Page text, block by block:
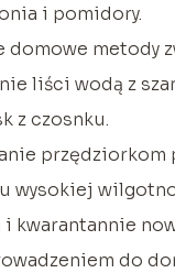
i pomidory.
domowe metody
liści wodą z
z czosnku.
przędziorkom
wysokiej
kwarantannie
do